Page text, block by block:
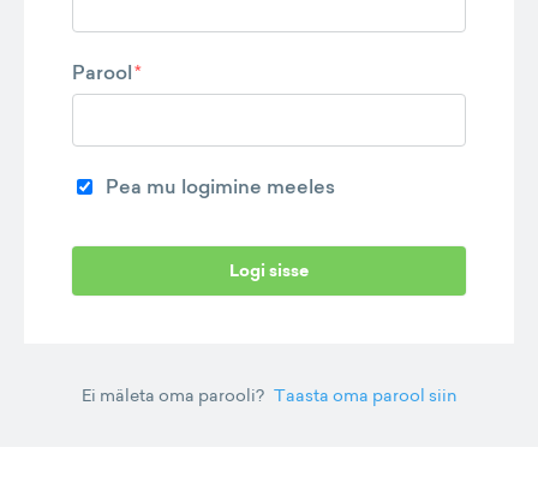
Parool*
Pea mu logimine meeles
Logi sisse
Ei mäleta oma parooli? Taasta oma parool siin